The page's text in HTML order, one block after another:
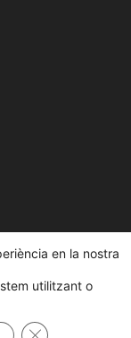
de Diputació d'Alacant
en la nostra
utilitzant o
Tanca el bàner